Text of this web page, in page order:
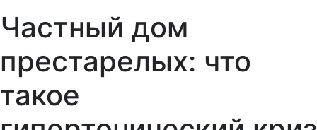
Частный дом
престарелых: что
такое